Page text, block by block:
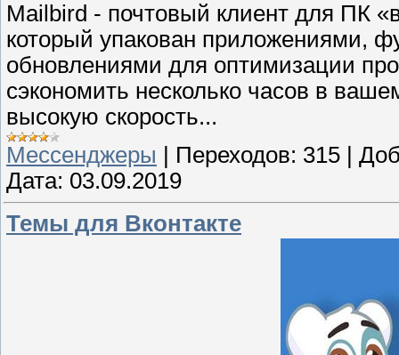
Mailbird - почтовый клиент для ПК
который упакован приложениями,
обновлениями для оптимизации
сэкономить несколько часов в
высокую скорость...
Мессенджеры
Переходов: 315
Дата: 03.09.2019
Темы для Вконтакте